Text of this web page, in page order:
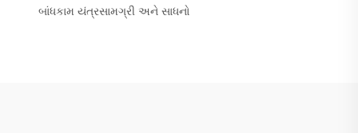
બાંધકામ યંત્રસામગ્રી અને સાધનો